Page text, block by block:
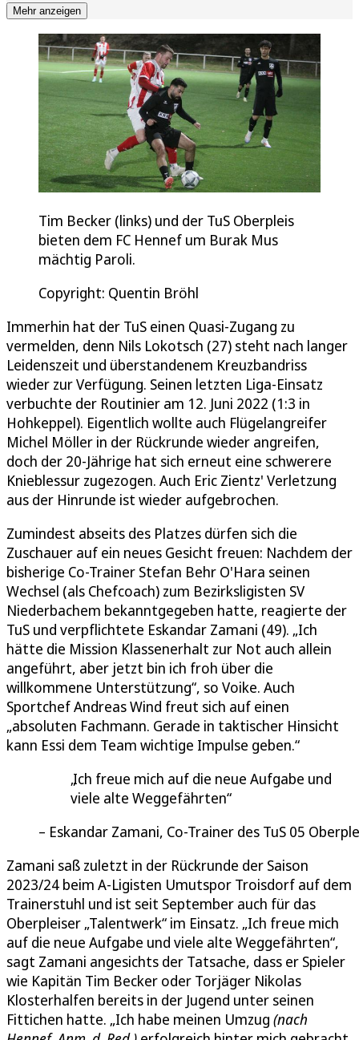
Mehr anzeigen
Tim Becker (links) und der TuS Oberpleis
bieten dem FC Hennef um Burak Mus
mächtig Paroli.
Copyright: Quentin Bröhl
Immerhin hat der TuS einen Quasi-Zugang zu
vermelden, denn Nils Lokotsch (27) steht nach langer
Leidenszeit und überstandenem Kreuzbandriss
wieder zur Verfügung. Seinen letzten Liga-Einsatz
verbuchte der Routinier am 12. Juni 2022 (1:3 in
Hohkeppel). Eigentlich wollte auch Flügelangreifer
Michel Möller in der Rückrunde wieder angreifen,
doch der 20-Jährige hat sich erneut eine schwerere
Knieblessur zugezogen. Auch Eric Zientz' Verletzung
aus der Hinrunde ist wieder aufgebrochen.
Zumindest abseits des Platzes dürfen sich die
Zuschauer auf ein neues Gesicht freuen: Nachdem der
bisherige Co-Trainer Stefan Behr O'Hara seinen
Wechsel (als Chefcoach) zum Bezirksligisten SV
Niederbachem bekanntgegeben hatte, reagierte der
TuS und verpflichtete Eskandar Zamani (49). „Ich
hätte die Mission Klassenerhalt zur Not auch allein
angeführt, aber jetzt bin ich froh über die
willkommene Unterstützung“, so Voike. Auch
Sportchef Andreas Wind freut sich auf einen
„absoluten Fachmann. Gerade in taktischer Hinsicht
kann Essi dem Team wichtige Impulse geben.“
Ich freue mich auf die neue Aufgabe und
viele alte Weggefährten
Eskandar Zamani, Co-Trainer des TuS 05
Zamani saß zuletzt in der Rückrunde der Saison
2023/24 beim A-Ligisten Umutspor Troisdorf auf dem
Trainerstuhl und ist seit September auch für das
Oberpleiser „Talentwerk“ im Einsatz. „Ich freue mich
auf die neue Aufgabe und viele alte Weggefährten“,
sagt Zamani angesichts der Tatsache, dass er Spieler
wie Kapitän Tim Becker oder Torjäger Nikolas
Klosterhalfen bereits in der Jugend unter seinen
Fittichen hatte. „Ich habe meinen Umzug (nach